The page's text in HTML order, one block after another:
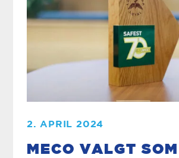
2. APRIL 2024
MECO VALGT SOM